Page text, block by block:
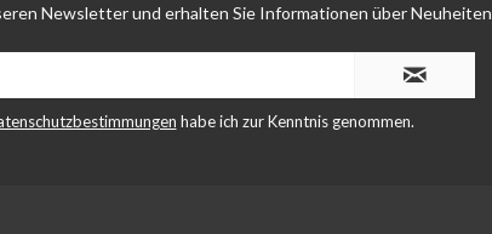
Newsletter und erhalten Sie Informationen über Neuheiten
habe ich zur Kenntnis genommen.